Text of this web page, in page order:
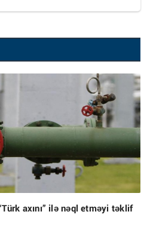
axını” ilə nəql etməyi təklif